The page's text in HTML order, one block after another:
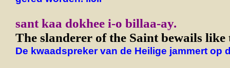
sant kaa dokhee i-o billaa-ay.
The slanderer of the Saint bewails like
De kwaadspreker van de Heilige jammert op